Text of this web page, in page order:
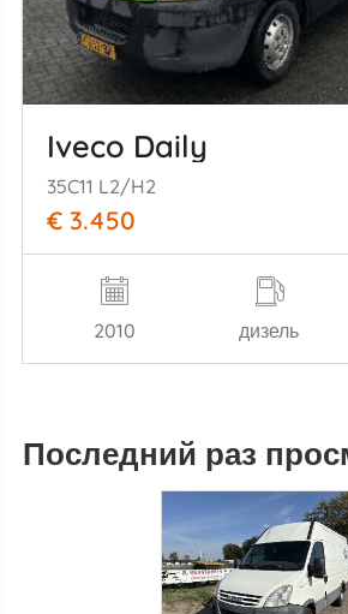
Iveco Daily
35C11 L2/H2
€ 3.450
2010 дизель
Последний раз